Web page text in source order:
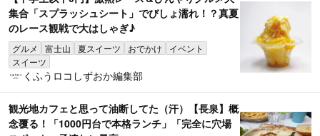
集合「スプラッシュシート」でびしょ濡れ！？真夏
のレース観戦で大はしゃぎ♪
グルメ 富士山 夏スイーツ おでかけ
イベント
スイーツ
くふうロコしずおか編集部
観光地カフェと思って油断してた（汗）【長泉】概
念覆る！「1000円台で本格ランチ」「完全に穴場